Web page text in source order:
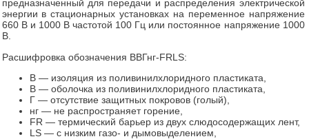
предназначенный для передачи и распределения электрической
энергии в стационарных установках на переменное напряжение
660 В и 1000 В частотой 100 Гц или постоянное напряжение 1000
В.
Расшифровка обозначения ВВГнг-FRLS:
В — изоляция из поливинилхлоридного пластиката,
В — оболочка из поливинилхлоридного пластиката,
Г — отсутствие защитных покровов (голый),
нг — не распространяет горение,
FR — термический барьер из двух слюдосодержащих лент,
LS — с низким газо- и дымовыделением,